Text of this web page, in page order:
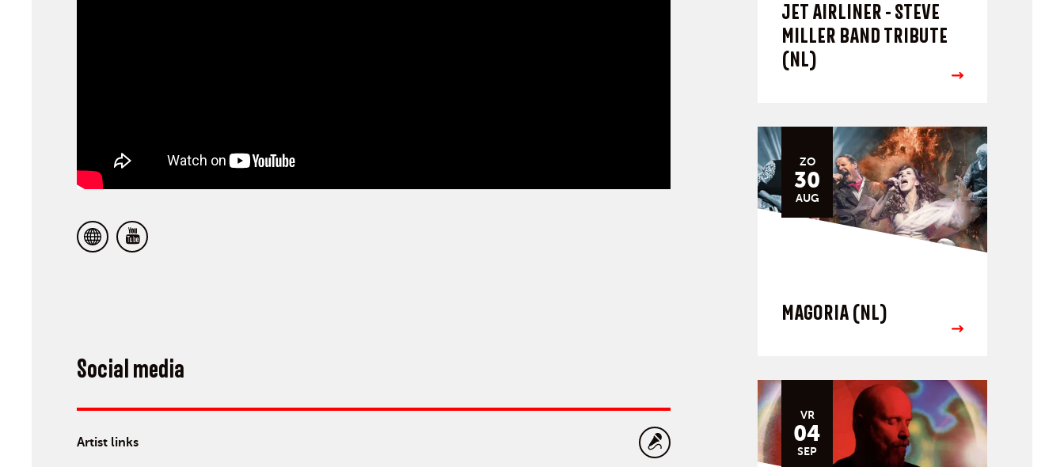
Social media
Artist links
JET AIRLINER - STEVE
MILLER BAND TRIBUTE
(NL)
ZO
30
AUG
MAGORIA (NL)
VR
04
SEP